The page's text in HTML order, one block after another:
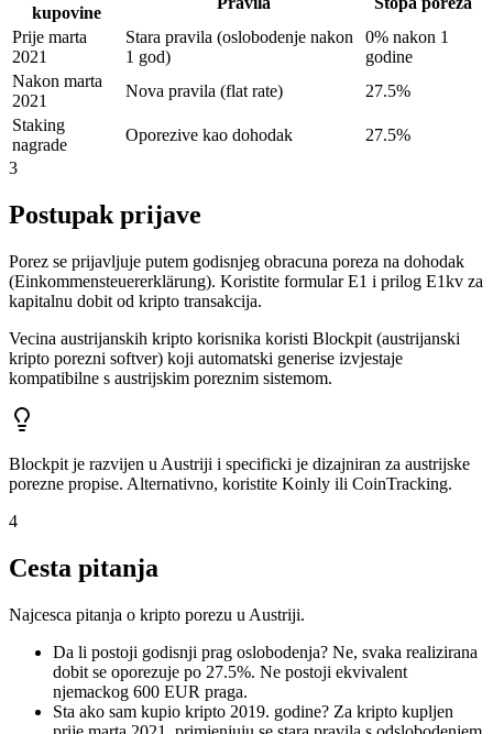
kupovine
Prije marta
2021
Stara pravila (oslobodenje nakon
1 god)
0% nakon 1
godine
Nakon marta
2021
Nova pravila (flat rate)
27.5%
Staking
nagrade
Oporezive kao dohodak
27.5%
3
Postupak prijave
Porez se prijavljuje putem godisnjeg obracuna poreza na dohodak
(Einkommensteuererklärung). Koristite formular E1 i prilog E1kv za
kapitalnu dobit od kripto transakcija.
Vecina austrijanskih kripto korisnika koristi Blockpit (austrijanski
kripto porezni softver) koji automatski generise izvjestaje
kompatibilne s austrijskim poreznim sistemom.
Blockpit je razvijen u Austriji i specificki je dizajniran za austrijske
porezne propise. Alternativno, koristite Koinly ili CoinTracking.
4
Cesta pitanja
Najcesca pitanja o kripto porezu u Austriji.
Da li postoji godisnji prag oslobodenja? Ne, svaka realizirana
dobit se oporezuje po 27.5%. Ne postoji ekvivalent
njemackog 600 EUR praga.
Sta ako sam kupio kripto 2019. godine? Za kripto kupljen